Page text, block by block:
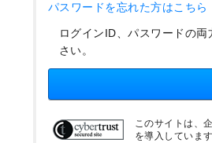
パスワードを忘れた方はこちら
ログインID、パスワードの両
さい。
このサイトは、
を導入しています